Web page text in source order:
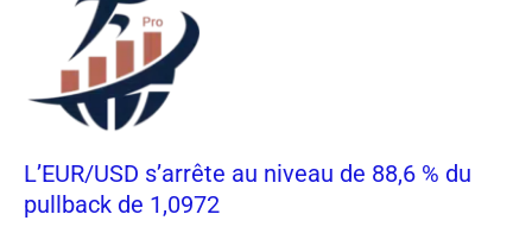
L’EUR/USD s’arrête au niveau de 88,6 % du
pullback de 1,0972